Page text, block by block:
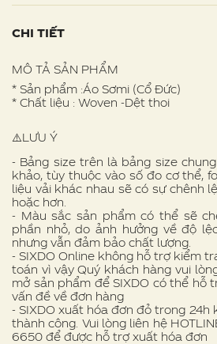
CHI TIẾT
MÔ TẢ SẢN PHẨM
* Sản phẩm :Áo Sơmi (Cổ Đức)
* Chất liệu : Woven -Dệt thoi
⚠️LƯU Ý
- Bảng size trên là bảng size
khảo, tùy thuộc vào số đo cơ thể,
liệu vải khác nhau sẽ có sự chênh
hoặc hơn.
- Màu sắc sản phẩm có thể sẽ
phần nhỏ, do ảnh hưởng về độ
nhưng vẫn đảm bảo chất lượng.
- SIXDO Online không hỗ trợ kiểm
toán vì vậy Quý khách hàng vui
mở sản phẩm để SIXDO có thể hỗ
vấn đề về đơn hàng
- SIXDO xuất hóa đơn đỏ trong
thành công. Vui lòng liên hệ
6650 để được hỗ trợ xuất hóa đơn